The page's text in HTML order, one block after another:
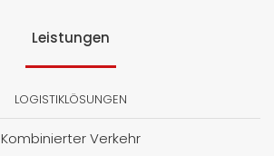
Leistungen
LOGISTIKLÖSUNGEN
Kombinierter Verkehr